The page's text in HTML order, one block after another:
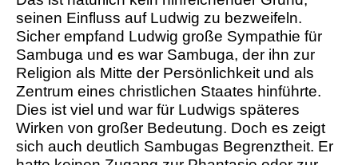
seinen Einfluss auf Ludwig zu bezweifeln.
Sicher empfand Ludwig große Sympathie für
Sambuga und es war Sambuga, der ihn zur
Religion als Mitte der Persönlichkeit und als
Zentrum eines christlichen Staates hinführte.
Dies ist viel und war für Ludwigs späteres
Wirken von großer Bedeutung. Doch es zeigt
sich auch deutlich Sambugas Begrenztheit. Er